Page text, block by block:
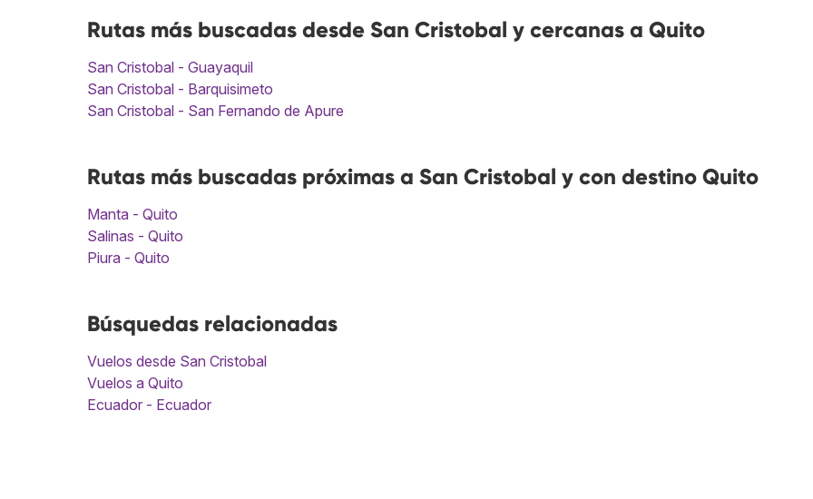
Rutas más buscadas desde San Cristobal y cercanas a Quito
San Cristobal - Guayaquil
San Cristobal - Barquisimeto
San Cristobal - San Fernando de Apure
Rutas más buscadas próximas a San Cristobal y con destino Quito
Manta - Quito
Salinas - Quito
Piura - Quito
Búsquedas relacionadas
Vuelos desde San Cristobal
Vuelos a Quito
Ecuador - Ecuador